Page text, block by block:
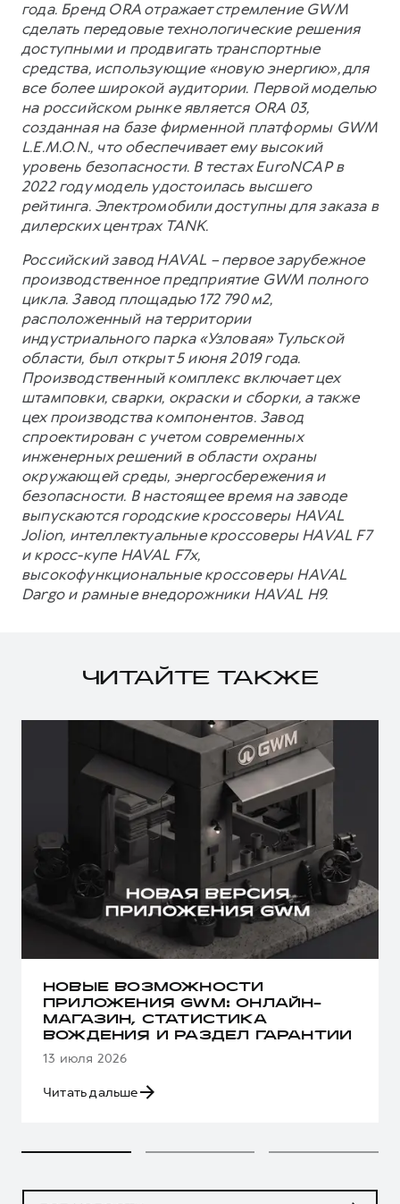
года. Бренд ORA отражает стремление GWM
сделать передовые технологические решения
доступными и продвигать транспортные
средства, использующие «новую энергию», для
все более широкой аудитории. Первой моделью
на российском рынке является ORA 03,
созданная на базе фирменной платформы GWM
L.E.M.O.N., что обеспечивает ему высокий
уровень безопасности. В тестах EuroNCAP в
2022 году модель удостоилась высшего
рейтинга. Электромобили доступны для заказа в
дилерских центрах TANK.
Российский завод HAVAL – первое зарубежное
производственное предприятие GWM полного
цикла. Завод площадью 172 790 м2,
расположенный на территории
индустриального парка «Узловая» Тульской
области, был открыт 5 июня 2019 года.
Производственный комплекс включает цех
штамповки, сварки, окраски и сборки, а также
цех производства компонентов. Завод
спроектирован с учетом современных
инженерных решений в области охраны
окружающей среды, энергосбережения и
безопасности. В настоящее время на заводе
выпускаются городские кроссоверы HAVAL
Jolion, интеллектуальные кроссоверы HAVAL F7
и кросс-купе HAVAL F7x,
высокофункциональные кроссоверы HAVAL
Dargo и рамные внедорожники HAVAL H9.
ЧИТАЙТЕ ТАКЖЕ
НОВЫЕ ВОЗМОЖНОСТИ
ПРИЛОЖЕНИЯ GWM: ОНЛАЙН-
МАГАЗИН, СТАТИСТИКА
ВОЖДЕНИЯ И РАЗДЕЛ ГАРАНТИИ
13 июля 2026
Читать дальше